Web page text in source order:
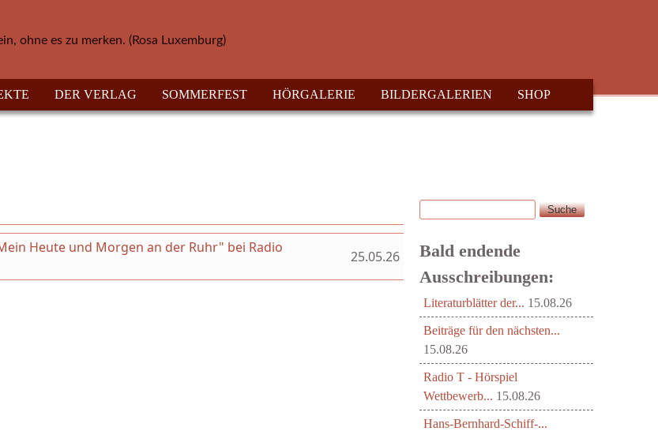
ohne es zu merken. (Rosa Luxemburg)
DER VERLAG SOMMERFEST HÖRGALERIE BILDERGALERIEN SHOP
Heute und Morgen an der Ruhr" bei Radio
25.05.26
Suchformular
Suche
Bald endende
Ausschreibungen:
Literaturblätter der... 15.08.26
Beiträge für den nächsten...
15.08.26
Radio T - Hörspiel
Wettbewerb... 15.08.26
Hans-Bernhard-Schiff-...